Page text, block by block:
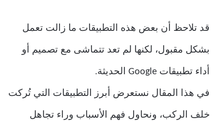
قد تلاحظ أن بعض هذه التطبيقات ما زالت تعمل
بشكل مقبول، لكنها لم تعد تتماشى مع تصميم أو
أداء تطبيقات Google الحديثة.
في هذا المقال نستعرض أبرز التطبيقات التي تُركت
خلف الركب، ونحاول فهم الأسباب وراء تجاهل